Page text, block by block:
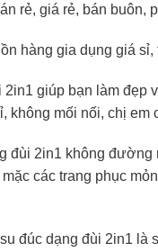
rẻ, giá rẻ, bán buôn,
hàng gia dụng giá
giúp bạn làm đẹp
mối nối, chị
đùi 2in1 không
các trang phục
đúc dạng đùi 2in1